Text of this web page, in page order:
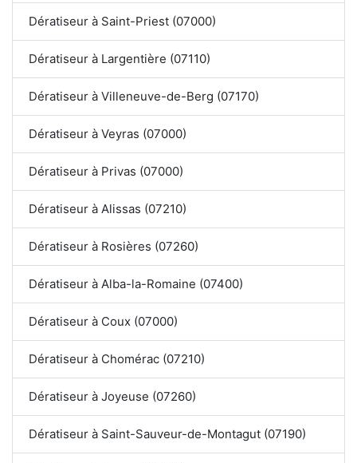
Dératiseur à Saint-Priest (07000)
Dératiseur à Largentière (07110)
Dératiseur à Villeneuve-de-Berg (07170)
Dératiseur à Veyras (07000)
Dératiseur à Privas (07000)
Dératiseur à Alissas (07210)
Dératiseur à Rosières (07260)
Dératiseur à Alba-la-Romaine (07400)
Dératiseur à Coux (07000)
Dératiseur à Chomérac (07210)
Dératiseur à Joyeuse (07260)
Dératiseur à Saint-Sauveur-de-Montagut (07190)